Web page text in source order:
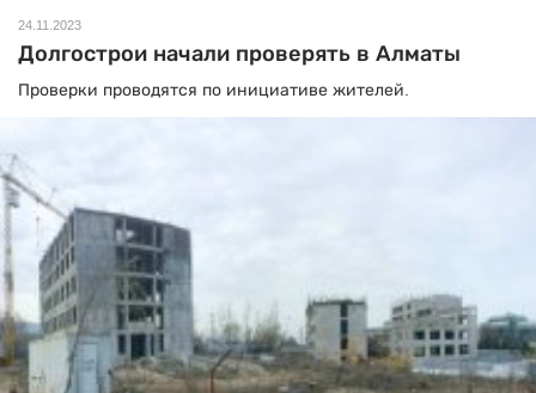
24.11.2023
Долгострои начали проверять в Алматы
Проверки проводятся по инициативе жителей.